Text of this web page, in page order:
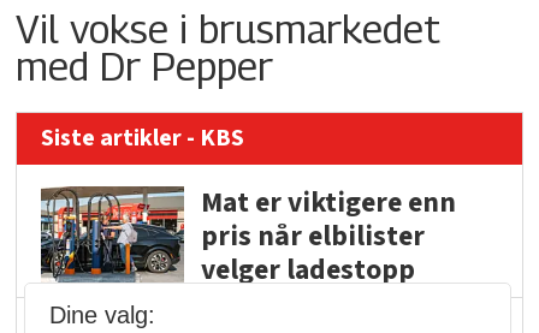
Vil vokse i brusmarkedet
med Dr Pepper
Siste artikler - KBS
Mat er viktigere enn
pris når elbilister
velger ladestopp
Dine valg: